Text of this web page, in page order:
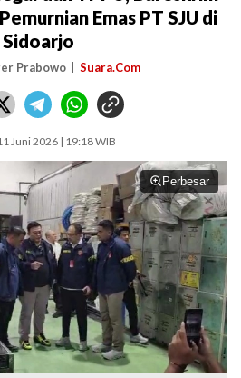
Emas PT SJU di
Sidoarjo
Prabowo Suara.Com
Juni 2026 | 19:18 WIB
Perbesar